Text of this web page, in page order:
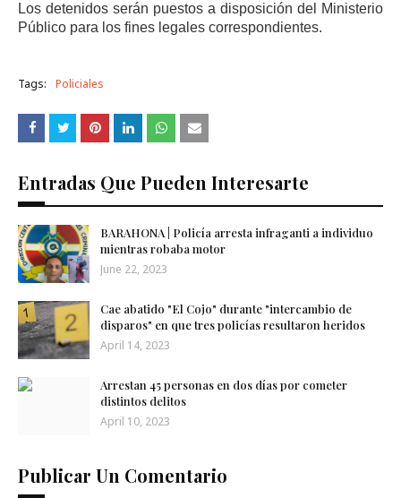
Los detenidos serán puestos a disposición del Ministerio
Público para los fines legales correspondientes.
Tags: Policiales
Entradas Que Pueden Interesarte
BARAHONA | Policía arresta infraganti a individuo
mientras robaba motor
June 22, 2023
Cae abatido "El Cojo" durante "intercambio de
disparos" en que tres policías resultaron heridos
April 14, 2023
Arrestan 45 personas en dos días por cometer
distintos delitos
April 10, 2023
Publicar Un Comentario